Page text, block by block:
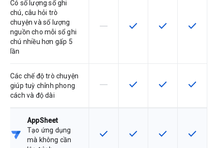
Có số lượng sổ ghi
chú, câu hỏi trò
chuyện và số lượng
nguồn cho mỗi sổ ghi
chú nhiều hơn gấp 5
lần
SKU này không hỗ trợ tính năng này
horizontal_rule SKU có hỗ trợ tính năng
check SKU có hỗ trợ
check SKU có
check
Các chế độ trò chuyện
giúp tuỳ chỉnh phong
cách và độ dài
SKU này không hỗ trợ tính năng này
horizontal_rule SKU có hỗ trợ tính năng
check SKU có hỗ trợ
check SKU có
check
AppSheet
Tạo ứng dụng
mà không cần
SKU có hỗ trợ tính năng này
check SKU có hỗ trợ tính năng
check SKU có hỗ trợ
check SKU có
check